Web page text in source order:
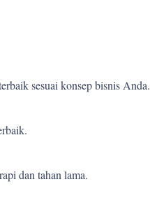
sesuai konsep bisnis Anda.
dan tahan lama.